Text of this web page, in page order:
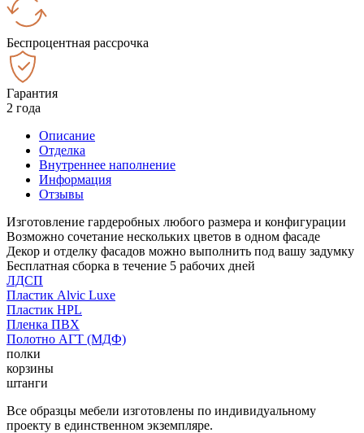
Беспроцентная рассрочка
Гарантия
2 года
Описание
Отделка
Внутреннее наполнение
Информация
Отзывы
Изготовление гардеробных любого размера и конфигурации
Возможно сочетание нескольких цветов в одном фасаде
Декор и отделку фасадов можно выполнить под вашу задумку
Бесплатная сборка в течение 5 рабочих дней
ЛДСП
Пластик Alvic Luxe
Пластик HPL
Пленка ПВХ
Полотно АГТ (МДФ)
полки
корзины
штанги
Все образцы мебели изготовлены по индивидуальному
проекту в единственном экземпляре.